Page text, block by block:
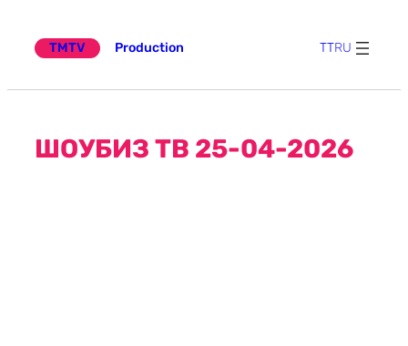
TMTV
Production TTRU
ШОУБИЗ ТВ 25-04-2026